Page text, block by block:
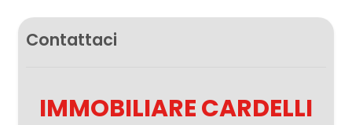
Contattaci
IMMOBILIARE CARDELLI